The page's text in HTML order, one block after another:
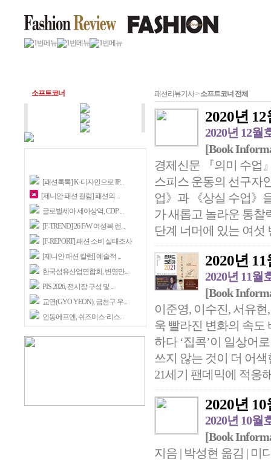
소프트코너
[패션톡톡] K-디자인으로 IP...
[제니안 패션 컬럼] 패션의 ...
글로벌세아 세아상역, CDP ...
[F-TREND] 26 F/W 여성복 런...
[F-REPORT] 패션 소비 실태조사
[제니안 패션 칼럼] 예술적 ...
한국섬유산업연합회, 변영만...
PIS 2026, 전시장 구성 및 ...
교연(GYO YEON), 금천구 우...
인동에프엔, 쉬즈미스·리스...
패션리뷰기사 > 소프트코너 전체
2020년
2020년 12월
[Book
경제신문 『의미 수업
스피스 운동의 선구자
업》과 《상실 수업》
가 새롭고 놀라운 통찰
단계 너머에 있는 여섯
2020년
2020년 11월
[Book
이준영, 이수진, 서유
욱 빨라진 변화의 속도
하다 ‘집콕’이 일상어
쓰지 않는 것이 더 어
21세기 팬데믹에 적응
2020년
2020년 10월
[Book
지음 | 박성현 옮김 | 미